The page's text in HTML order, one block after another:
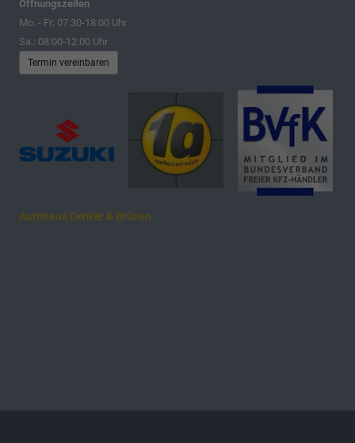
Öffnungszeiten
Mo. - Fr: 07:30-18:00 Uhr
Sa.: 08:00-12:00 Uhr
Termin vereinbaren
Autohaus Denker & Brünen